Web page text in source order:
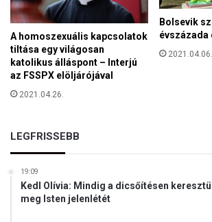
A homoszexuális kapcsolatok
tiltása egy világosan
katolikus álláspont – Interjú
az FSSPX elöljárójával
2021.04.26.
Bolsevik
évszázada
2021.04.06.
LEGFRISSEBB
19:09
Kedl Olívia: Mindig a dicsőítésen
meg Isten jelenlétét